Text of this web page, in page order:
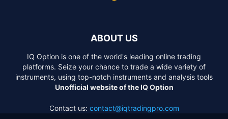
ABOUT US
IQ Option is one of the world's leading online trading
platforms. Seize your chance to trade a wide variety of
instruments, using top-notch instruments and analysis tools
Unofficial website of the IQ Option
Contact us: contact@iqtradingpro.com